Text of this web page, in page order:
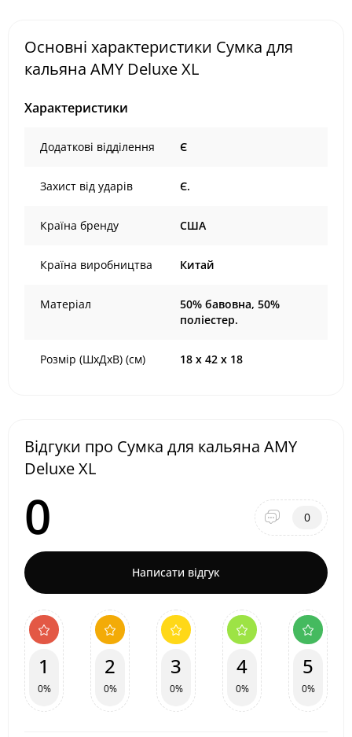
Основні характеристики Сумка для
кальяна AMY Deluxe XL
Характеристики
Додаткові відділення Є
Захист від ударів Є.
Країна бренду США
Країна виробництва Китай
Матеріал
50% бавовна, 50%
поліестер.
Розмір (ШхДхВ) (см) 18 х 42 х 18
Відгуки про Сумка для кальяна AMY
Deluxe XL
0 0
Написати відгук
1
0%
2
0%
3
0%
4
0%
5
0%